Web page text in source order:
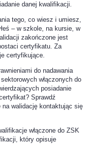
danej kwalifikacji.
tego, co wiesz i umiesz,
– w szkole, na kursie, w
zakończone jest
certyfikatu. Za
certyfikujące.
do nadawania
włączonych do
posiadanie
Sprawdź
walidację kontaktując się
włączone do ZSK
który opisuje